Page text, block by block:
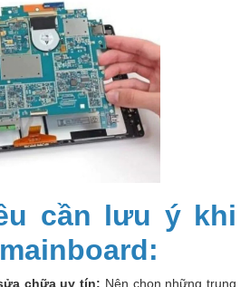
cần lưu ý khi
chữa uy tín: Nên chọn những trung